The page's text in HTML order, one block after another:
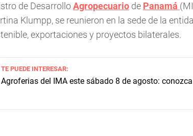
de DesarrolloAgropecuario de Panamá
Klumpp, se reunieron en la sede de la
exportaciones y proyectos bilaterales.
TE PUEDE INTERESAR:
Agroferias del IMA este sábado 8 de agosto: